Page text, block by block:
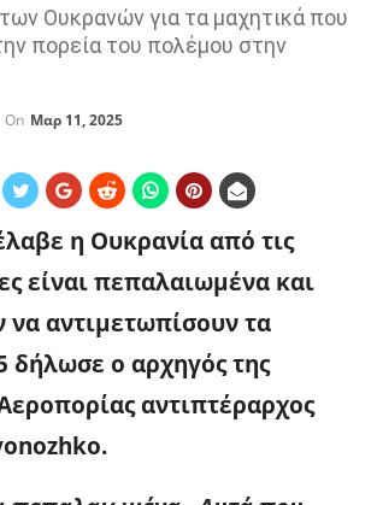
Ουκρανών για τα μαχητικά που
πορεία του πολέμου στην
On Μαρ 11, 2025
η Ουκρανία από τις
είναι πεπαλαιωμένα και
αντιμετωπίσουν τα
δήλωσε ο αρχηγός της
αντιπτέραρχος